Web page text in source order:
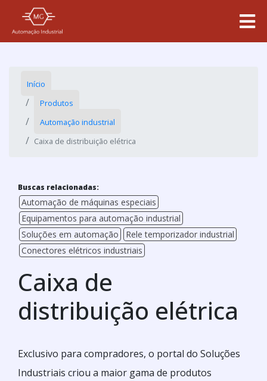
Início
Produtos
Automação industrial
Caixa de distribuição elétrica
Buscas relacionadas:
Automação de máquinas especiais
Equipamentos para automação industrial
Soluções em automação
Rele temporizador industrial
Conectores elétricos industriais
Caixa de
distribuição elétrica
Exclusivo para compradores, o portal do Soluções
Industriais criou a maior gama de produtos